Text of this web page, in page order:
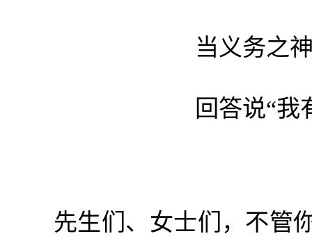
当义务之神降旨“
回答说“我有能
先生们、女士们，不管你